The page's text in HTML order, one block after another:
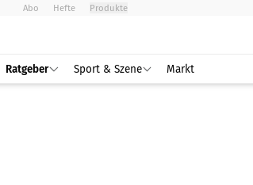
Abo Hefte Produkte
Ratgeber Sport & Szene Markt